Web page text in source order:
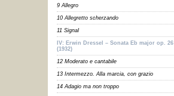
9 Allegro
10 Allegretto scherzando
11 Signal
IV: Erwin Dressel – Sonata Eb major op. 26
(1932)
12 Moderato e cantabile
13 Intermezzo. Alla marcia, con grazio
14 Adagio ma non troppo